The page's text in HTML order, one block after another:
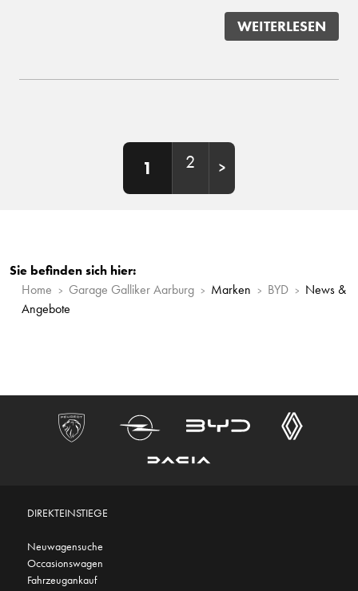
WEITERLESEN
1 2
Sie befinden sich hier:
Home
Garage Galliker Aarburg Marken BYD
News &
Angebote
DIREKTEINSTIEGE
Neuwagensuche
Occasionswagen
Fahrzeugankauf